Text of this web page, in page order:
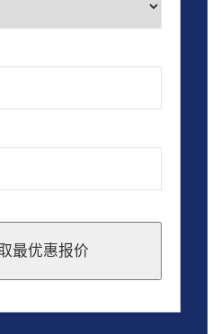
最优惠报价